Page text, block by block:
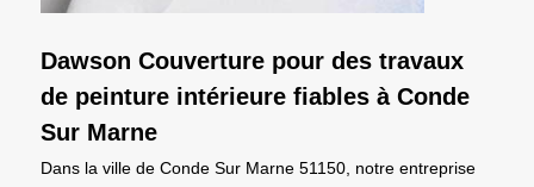
Dawson Couverture pour des travaux
de peinture intérieure fiables à Conde
Sur Marne
Dans la ville de Conde Sur Marne 51150, notre entreprise